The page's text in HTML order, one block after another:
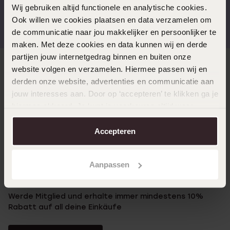
Wij gebruiken altijd functionele en analytische cookies.
Ook willen we cookies plaatsen en data verzamelen om
de communicatie naar jou makkelijker en persoonlijker te
maken. Met deze cookies en data kunnen wij en derde
partijen jouw internetgedrag binnen en buiten onze
website volgen en verzamelen. Hiermee passen wij en
derden onze website, advertenties en communicatie aan
jouw interesses aan. Door op ‘accepteren’ te klikken ga je
aanpassen. Lees er meer over in onscookiebeleid.
Accepteren
Aanpassen
Kostenloser Versand ab
€49
Bewertet mit 4,58 / 5
(55.000+ reviews)
Direkt zu
Werde Mitglied und erhalte immer mindestens 10%
Rabatt auf all deine Einkäufe